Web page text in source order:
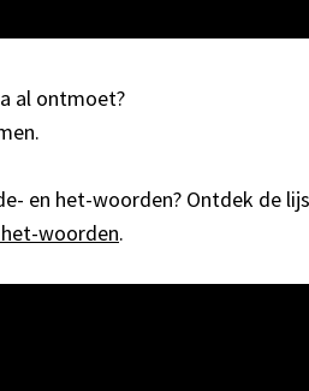
al ontmoet?
en het-woorden? Ontdek de
woorden.